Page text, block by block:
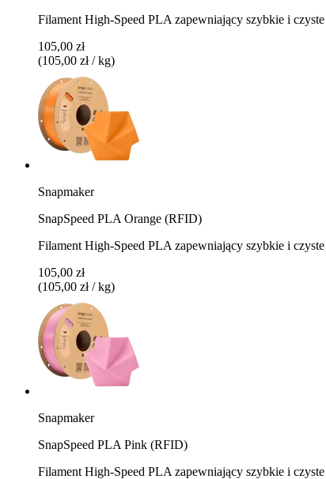
Filament High-Speed PLA zapewniający szybkie i
105,00 zł
(105,00 zł / kg)
Snapmaker
SnapSpeed PLA Orange (RFID)
Filament High-Speed PLA zapewniający szybkie i
105,00 zł
(105,00 zł / kg)
Snapmaker
SnapSpeed PLA Pink (RFID)
Filament High-Speed PLA zapewniający szybkie i